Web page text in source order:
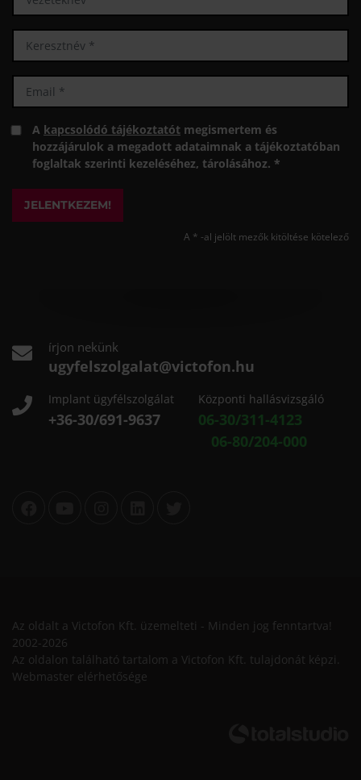
A kapcsolódó tájékoztatót megismertem és
hozzájárulok a megadott adataimnak a tájékoztatóban
foglaltak szerinti kezeléséhez, tárolásához. *
JELENTKEZEM!
A * -al jelölt mezők kitöltése kötelező
írjon nekünk
ugyfelszolgalat@victofon.hu
Implant ügyfélszolgálat
+36-30/691-9637
Központi hallásvizsgáló
06-30/311-4123
06-80/204-000
Az oldalt a Victofon Kft. üzemelteti - Minden jog fenntartva!
2002-2026
Az oldalon található tartalom a Victofon Kft. tulajdonát képzi.
Webmaster elérhetősége